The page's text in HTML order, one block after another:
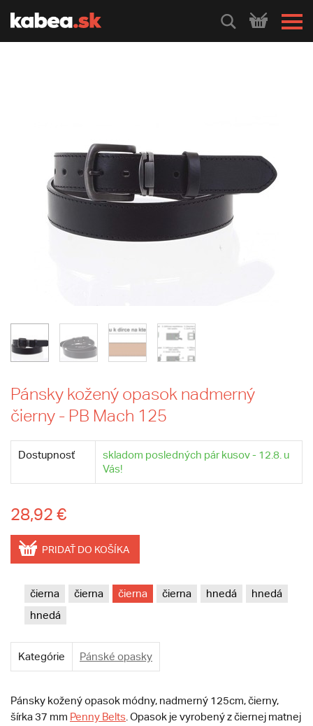
HLEDEJ
Pánsky kožený opasok nadmerný
čierny - PB Mach 125
Dostupnosť
skladom posledných pár kusov - 12.8. u
Vás!
28,92 €
PRIDAŤ DO KOŠÍKA
čierna čierna čierna čierna hnedá
hnedá
hnedá
Kategórie Pánské opasky
Pánsky kožený opasok módny, nadmerný 125cm, čierny,
šírka 37 mm Penny Belts . Opasok je vyrobený z čiernej matnej